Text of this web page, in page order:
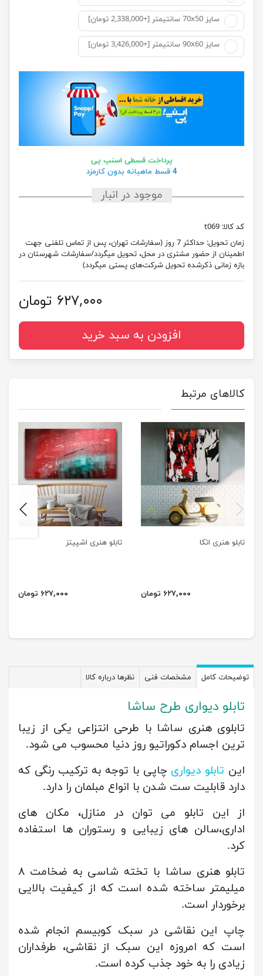
سایز 70x50 سانتیمتر [+2,338,000 تومان]
سایز 90x60 سانتیمتر [+3,426,000 تومان]
پرداخت قسطی اسنپ پی
4 قسط ماهیانه بدون کارمزد
موجود در انبار
کد کالا: t069
زمان تحویل:
حداکثر 7 روز (سفارشات تهران، پس از تماس تلفنی جهت
اطمینان از حضور مشتری در محل، تحویل میگردد/سفارشات شهرستان در
بازه زمانی ذکرشده تحویل شرکت‌های پستی میگردد)
۶۲۷,۰۰۰ تومان
افزودن به سبد خرید
کالاهای مرتبط
تابلو هنری اتکا
۶۲۷,۰۰۰ تومان
تابلو هنری اشپیتز
۶۲۷,۰۰۰ تومان
previus
توضیحات کامل مشخصات فنی نظرها درباره کالا
تابلو دیواری طرح ساشا
تابلوی هنری ساشا با طرحی انتزاعی یکی از زیبا
ترین اجسام دکوراتیو روز دنیا محسوب می شود.
این تابلو دیواری چاپی با توجه به ترکیب رنگی که
دارد قابلیت ست شدن با انواع مبلمان را دارد.
از این تابلو می توان در‌ منازل، مکان های
اداری،سالن های زیبایی و رستوران ها استفاده
کرد.
تابلو هنری ساشا با تخته شاسی به ضخامت ۸
میلیمتر ساخته شده است که از کیفیت بالایی
برخوردار است.
چاپ این نقاشی در سبک کوبیسم انجام شده
است که امروزه این سبک از نقاشی، طرفداران
زیادی را به خود جذب کرده است.